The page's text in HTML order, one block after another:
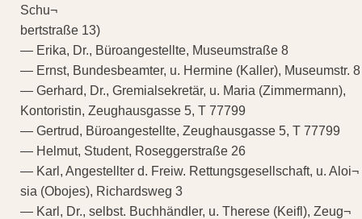
Schu¬
bertstraße 13)
— Erika, Dr., Büroangestellte, Museumstraße 8
— Ernst, Bundesbeamter, u. Hermine (Kaller), Museumstr. 8
— Gerhard, Dr., Gremialsekretär, u. Maria (Zimmermann),
Kontoristin, Zeughausgasse 5, T 77799
— Gertrud, Büroangestellte, Zeughausgasse 5, T 77799
— Helmut, Student, Roseggerstraße 26
— Karl, Angestellter d. Freiw. Rettungsgesellschaft, u. Aloi¬
sia (Obojes), Richardsweg 3
— Karl, Dr., selbst. Buchhändler, u. Therese (Keifl), Zeug¬